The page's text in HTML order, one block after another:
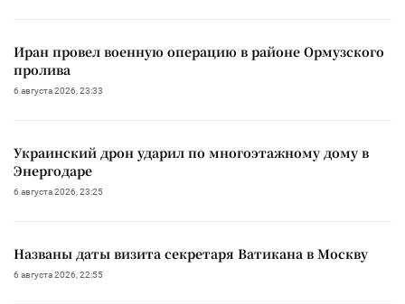
Иран провел военную операцию в районе Ормузского
пролива
6 августа 2026, 23:33
Украинский дрон ударил по многоэтажному дому в
Энергодаре
6 августа 2026, 23:25
Названы даты визита секретаря Ватикана в Москву
6 августа 2026, 22:55